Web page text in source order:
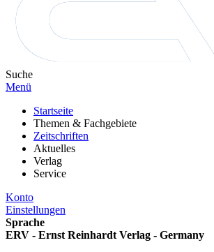
Suche
Menü
Startseite
Themen & Fachgebiete
Zeitschriften
Aktuelles
Verlag
Service
Konto
Einstellungen
Sprache
ERV - Ernst Reinhardt Verlag - Germany